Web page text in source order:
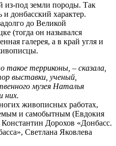
из-под земли породы. Так
донбасский характер.
до Великой
(тогда он назывался
галерея, а в край угля и
такое терриконы, – сказала,
выставки, ученый,
музея Наталья
них.
живописных работах,
и самобытным (Евдокия
Дорохов «Донбасс.
Светлана Яковлева